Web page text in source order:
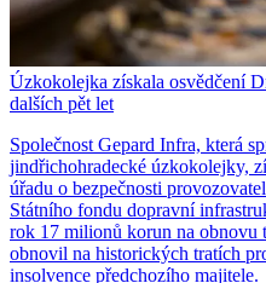
Úzkokolejka získala osvědčení
dalších pět let
Společnost Gepard Infra, která
jindřichohradecké úzkokolejky,
úřadu o bezpečnosti
Státního fondu dopravní
rok 17 milionů korun na obnovu
obnovil na historických tratích
insolvence předchozího majitele.